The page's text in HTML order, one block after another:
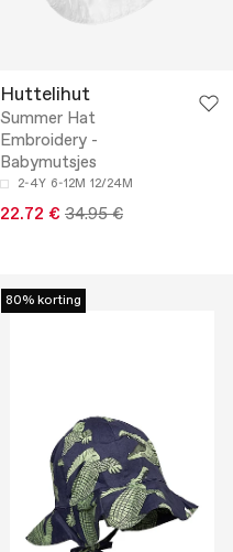
Huttelihut
Summer Hat
Embroidery -
Babymutsjes
2-4Y 6-12M 12/24M
22.72 € 34.95 €
80% korting